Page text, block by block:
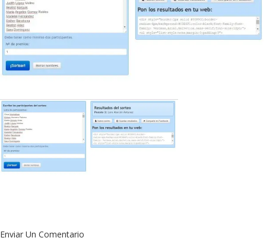
Enviar Un Comentario